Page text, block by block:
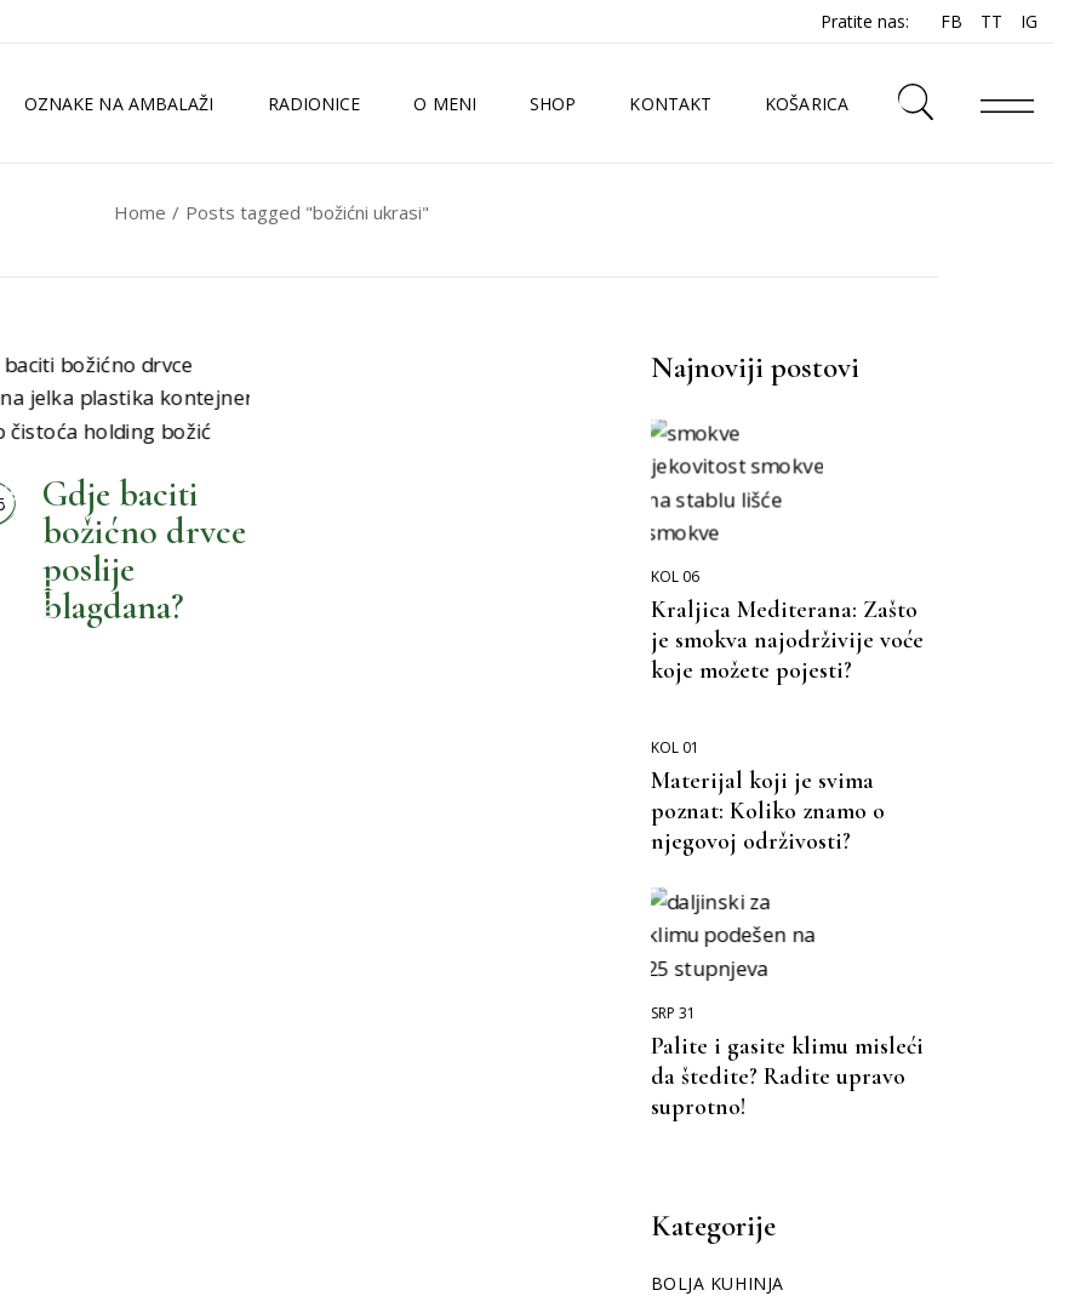
Pratite nas: FB TT IG
OZNAKE NA AMBALAŽI RADIONICE O MENI
TKO SAM JA?
SHOP KONTAKT KOŠARICA
Home Posts tagged "božićni ukrasi"
ZAGREB
Gdje baciti
božićno drvce
poslije
blagdana?
Najnoviji postovi
KOL 06
Kraljica Mediterana: Zašto
je smokva najodrživije voće
koje možete pojesti?
KOL 01
Materijal koji je svima
poznat: Koliko znamo o
njegovoj održivosti?
SRP 31
Palite i gasite klimu misleći
da štedite? Radite upravo
suprotno!
Kategorije
BOLJA KUHINJA